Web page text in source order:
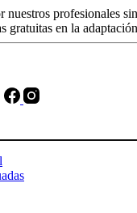
nuestros profesionales
gratuitas en la